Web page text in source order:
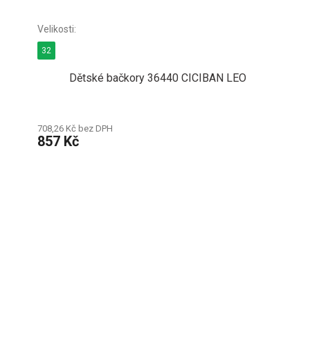
Dětské bačkory 36440 CICIBAN LEO
708,26 Kč bez DPH
857 Kč
32